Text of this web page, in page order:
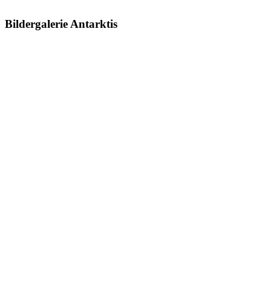
Bildergalerie Antarktis